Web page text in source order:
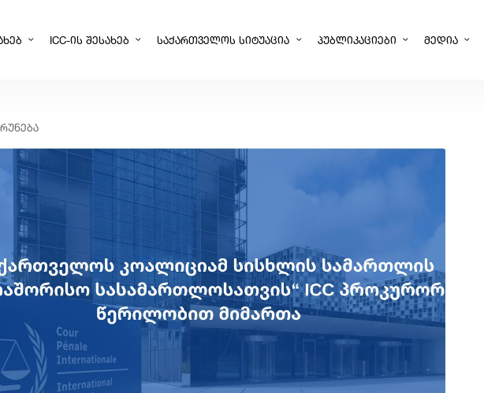
ICC-ᲘᲡ ᲨᲔᲡᲐᲮᲔᲑ ᲡᲐᲥᲐᲠᲗᲕᲔᲚᲝᲡ ᲡᲘᲢᲣᲐᲪᲘᲐ ᲞᲣᲑᲚᲘᲙᲐᲪᲘᲔᲑᲘ ᲛᲔᲓᲘᲐ